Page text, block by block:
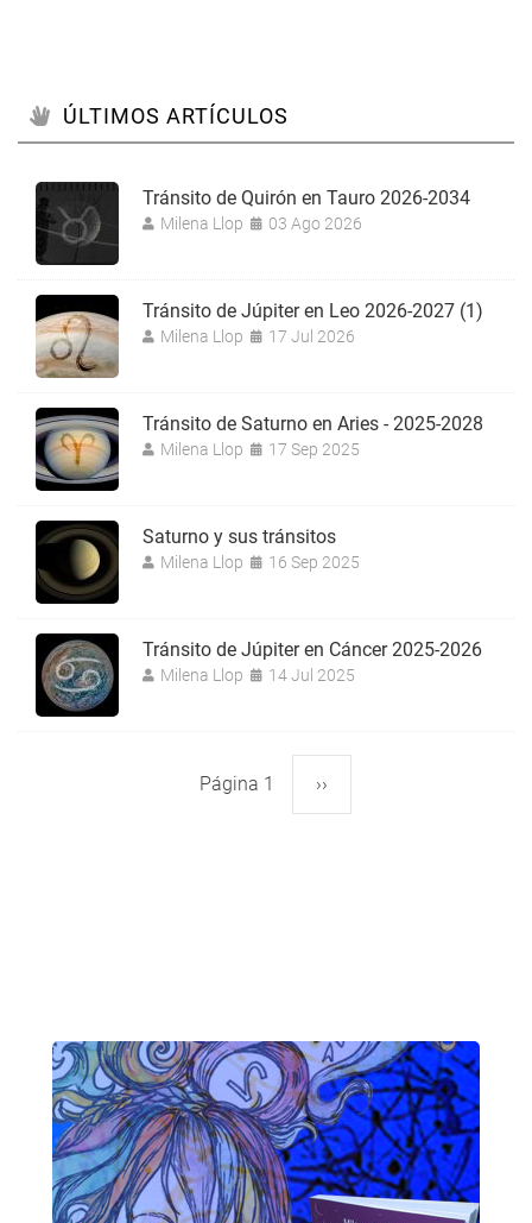
ÚLTIMOS ARTÍCULOS
Tránsito de Quirón en Tauro 2026-2034
Milena Llop 03 Ago 2026
Tránsito de Júpiter en Leo 2026-2027 (1)
Milena Llop 17 Jul 2026
Tránsito de Saturno en Aries - 2025-2028
Milena Llop 17 Sep 2025
Saturno y sus tránsitos
Milena Llop 16 Sep 2025
Tránsito de Júpiter en Cáncer 2025-2026
Milena Llop 14 Jul 2025
Página 1 Siguiente
››